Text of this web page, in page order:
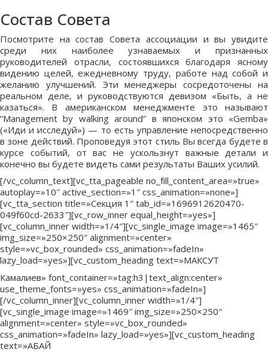
Состав Совета
Посмотрите на состав Совета ассоциации и вы увидите
среди них наиболее узнаваемых и признанных
руководителей отрасли, состоявшихся благодаря ясному
видению целей, ежедневному труду, работе над собой и
желанию улучшений. Эти менеджеры сосредоточены на
реальном деле, и руководствуются девизом «Быть, а не
казаться». В американском менеджменте это называют
“Management by walking around” в японском это «Gemba»
(«Иди и исследуй») — то есть управление непосредственно
в зоне действий. Проповедуя этот стиль Вы всегда будете в
курсе событий, от вас не ускользнут важные детали и
конечно вы будете видеть сами результаты Ваших усилий.
[/vc_column_text][vc_tta_pageable no_fill_content_area=»true»
autoplay=»10″ active_section=»1″ css_animation=»none»]
[vc_tta_section title=»Секция 1″ tab_id=»1696912620470-
049f60cd-2633″][vc_row_inner equal_height=»yes»]
[vc_column_inner width=»1/4″][vc_single_image image=»1465″
img_size=»250×250″ alignment=»center»
style=»vc_box_rounded» css_animation=»fadeIn»
lazy_load=»yes»][vc_custom_heading text=»МАКСУТ
Камалиев» font_container=»tag:h3|text_align:center»
use_theme_fonts=»yes» css_animation=»fadeIn»]
[/vc_column_inner][vc_column_inner width=»1/4″]
[vc_single_image image=»1469″ img_size=»250×250″
alignment=»center» style=»vc_box_rounded»
css_animation=»fadeIn» lazy_load=»yes»][vc_custom_heading
text=»АБАЙ